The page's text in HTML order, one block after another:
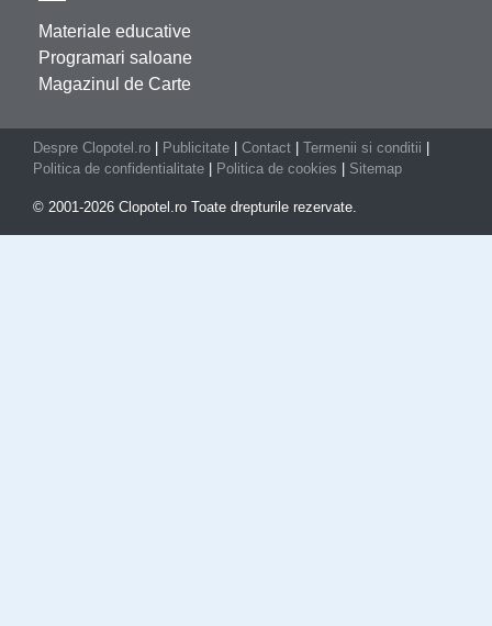
Materiale educative
Programari saloane
Magazinul de Carte
Despre Clopotel.ro Publicitate Contact Termenii si conditii
Politica de confidentialitate
Politica de cookies Sitemap
© 2001-2026 Clopotel.ro Toate drepturile rezervate.